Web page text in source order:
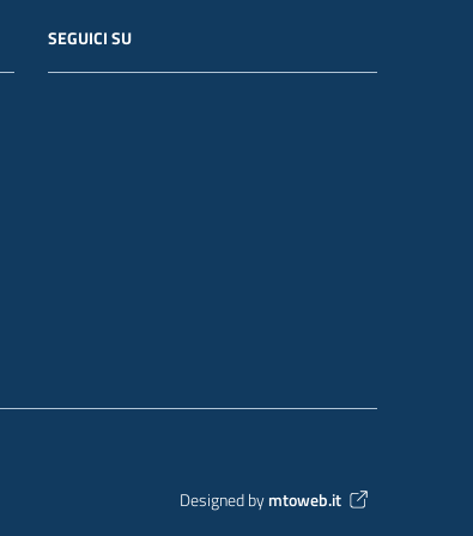
SEGUICI SU
Designed by mtoweb.it